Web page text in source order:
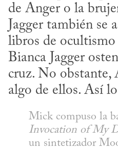
de Anger o la
Jagger también se
libros de ocultismo
Bianca Jagger
cruz. No obstante,
algo de ellos. Así
Invocation of My
un sintetizador